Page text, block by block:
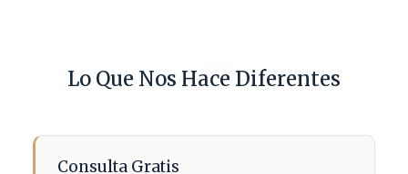
Lo Que Nos Hace Diferentes
Consulta Gratis